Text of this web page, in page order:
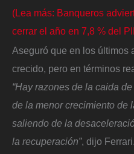
(Lea más: Banqueros
cerrar el año en 7,8 % del
Aseguró que en los últimos
crecido, pero en términos
“Hay razones de la caida
de la menor crecimiento de
saliendo de la
la recuperación”, dijo Ferrari.